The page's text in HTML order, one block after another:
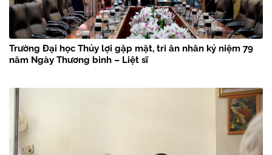
Trường Đại học Thủy lợi gặp mặt, tri ân nhân kỷ niệm 79
năm Ngày Thương binh – Liệt sĩ